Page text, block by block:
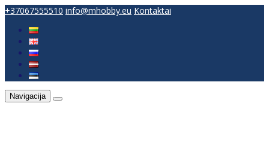
+37067555510 info@mhobby.eu Kontaktai
Navigacija